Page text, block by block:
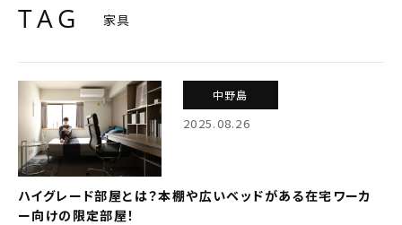
TAG 家具
中野島
2025.08.26
ハイグレード部屋とは？本棚や広いベッドがある在宅ワーカ
ー向けの限定部屋！